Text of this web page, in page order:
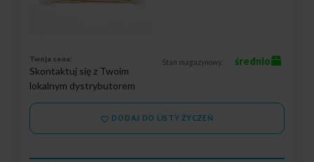
Twoja cena:
Skontaktuj się z Twoim
lokalnym dystrybutorem
Stan magazynowy: średnio
DODAJ DO LISTY ŻYCZEŃ